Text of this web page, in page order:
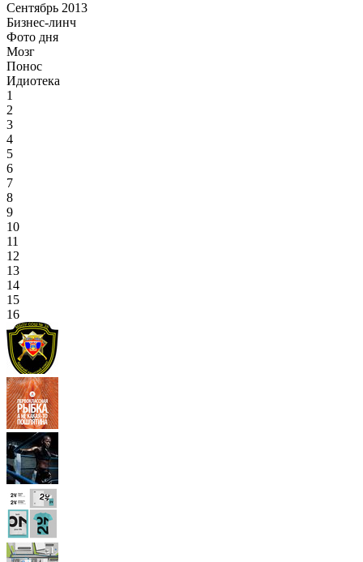
Сентябрь 2013
Бизнес-линч
Фото дня
Мозг
Понос
Идиотека
1
2
3
4
5
6
7
8
9
10
11
12
13
14
15
16